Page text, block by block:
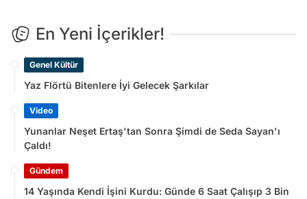
En Yeni İçerikler!
Genel Kültür
Yaz Flörtü Bitenlere İyi Gelecek Şarkılar
Video
Yunanlar Neşet Ertaş'tan Sonra Şimdi de Seda Sayan'ı
Çaldı!
Gündem
14 Yaşında Kendi İşini Kurdu: Günde 6 Saat Çalışıp 3 Bin